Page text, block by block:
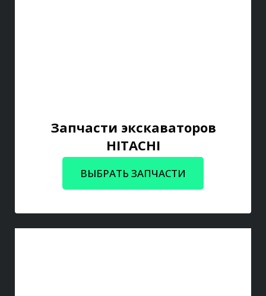
Запчасти экскаваторов
HITACHI
ВЫБРАТЬ ЗАПЧАСТИ